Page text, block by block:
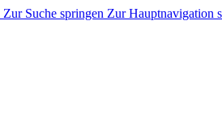
Zur Suche springen Zur Hauptnavigation